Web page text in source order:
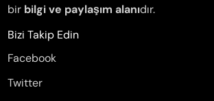
bir bilgi ve paylaşım alanıdır.
Bizi Takip Edin
Facebook
Twitter